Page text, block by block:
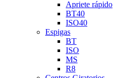
Apriete rápido
BT40
ISO40
Espigas
BT
ISO
MS
R8